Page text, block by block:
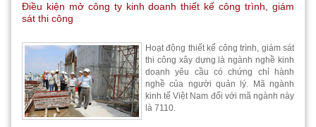
Điều kiện mở công ty kinh doanh thiết kế công trình, giám
sát thi công
Hoạt động thiết kế công trình, giám sát
thi công xây dựng là ngành nghề kinh
doanh yêu cầu có chứng chỉ hành
nghề của người quản lý. Mã ngành
kinh tế Việt Nam đối với mã ngành này
là 7110.